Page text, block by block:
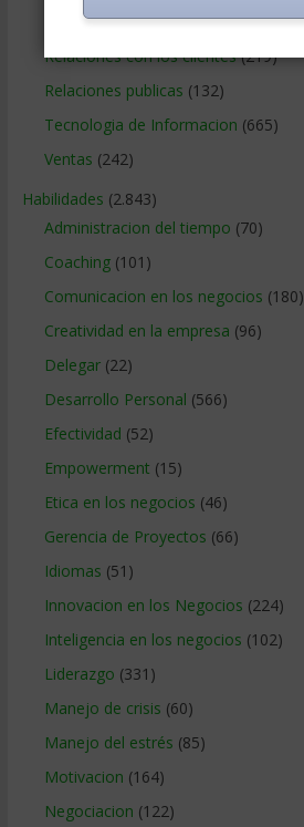
Recursos Humanos(865)
Relaciones con los clientes(219)
Relaciones publicas (132)
Tecnologia de Informacion (665)
Ventas (242)
Habilidades (2.843)
Administracion del tiempo (70)
Coaching(101)
Comunicacion en los negocios (180)
Creatividad en la empresa (96)
Delegar(22)
Desarrollo Personal (566)
Efectividad (52)
Empowerment (15)
Etica en los negocios (46)
Gerencia de Proyectos (66)
Idiomas (51)
Innovacion en los Negocios (224)
Inteligencia en los negocios (102)
Liderazgo (331)
Manejo de crisis (60)
Manejo del estrés (85)
Motivacion (164)
Negociacion (122)